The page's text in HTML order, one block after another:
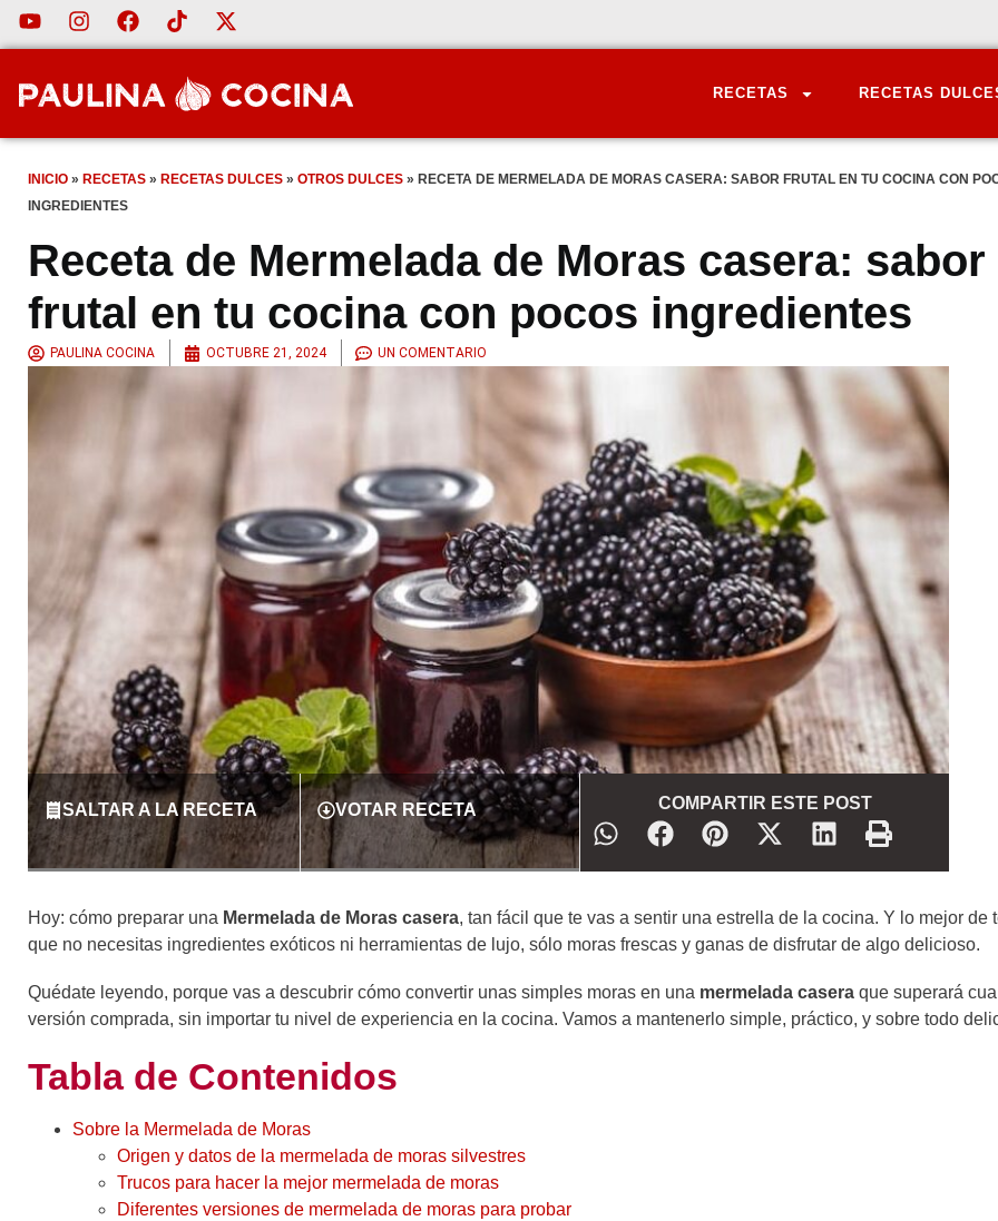
RECETAS RECETAS
INICIO » RECETAS » RECETAS DULCES » OTROS DULCES » RECETA DE MERMELADA DE MORAS CASERA: SABOR FRUTAL EN TU COCINA CON
INGREDIENTES
Receta de Mermelada de Moras casera: sabor
frutal en tu cocina con pocos ingredientes
PAULINA COCINA OCTUBRE 21, 2024 UN COMENTARIO
SALTAR A LA RECETA VOTAR RECETA COMPARTIR ESTE POST
Hoy: cómo preparar una Mermelada de Moras casera, tan fácil que te vas a sentir una estrella de la cocina. Y lo mejor de
que no necesitas ingredientes exóticos ni herramientas de lujo, sólo moras frescas y ganas de disfrutar de algo delicioso.
Quédate leyendo, porque vas a descubrir cómo convertir unas simples moras en una mermelada casera que superará
versión comprada, sin importar tu nivel de experiencia en la cocina. Vamos a mantenerlo simple, práctico, y sobre todo
Tabla de Contenidos
Sobre la Mermelada de Moras
Origen y datos de la mermelada de moras silvestres
Trucos para hacer la mejor mermelada de moras
Diferentes versiones de mermelada de moras para probar